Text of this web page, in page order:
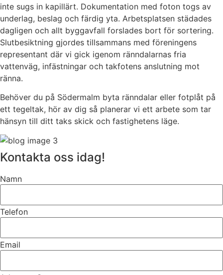
inte sugs in kapillärt. Dokumentation med foton togs av
underlag, beslag och färdig yta. Arbetsplatsen städades
dagligen och allt byggavfall forslades bort för sortering.
Slutbesiktning gjordes tillsammans med föreningens
representant där vi gick igenom ränndalarnas fria
vattenväg, infästningar och takfotens anslutning mot
ränna.
Behöver du på Södermalm byta ränndalar eller fotplåt på
ett tegeltak, hör av dig så planerar vi ett arbete som tar
hänsyn till ditt taks skick och fastighetens läge.
Kontakta oss idag!
Namn
Telefon
Email